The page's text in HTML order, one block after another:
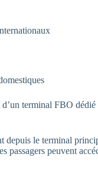
terminal FBO
depuis le terminal
passagers peuvent